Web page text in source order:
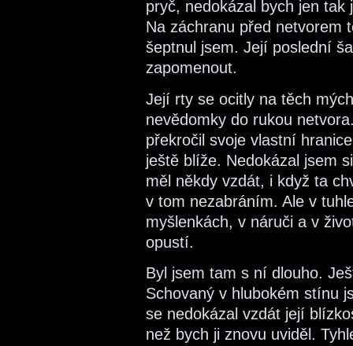
pryč, nedokázal bych jen
Na záchranu před netvorem
šeptnul jsem. Její poslední
zapomenout.
Její rty se ocitly na těch
nevědomky do rukou
překročil svoje vlastní
ještě blíže. Nedokázal jsem
měl někdy vzdát, i když ta
v tom nezabráním. Ale v
myšlenkách, v náruči a v
opustí.
Byl jsem tam s ní dlouho.
Schovaný v hlubokém stínu
se nedokázal vzdát její
než bych ji znovu uviděl.